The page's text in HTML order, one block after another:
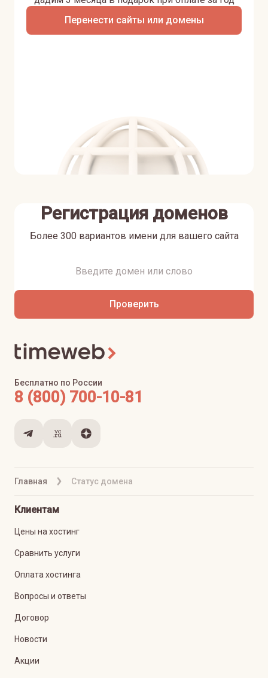
Перенести сайты или домены
Регистрация доменов
Более 300 вариантов имени для вашего сайта
Проверить
Главная Статус домена
Бесплатно по России
8 (800) 700-10-81
Клиентам
Цены на хостинг
Сравнить услуги
Оплата хостинга
Вопросы и ответы
Договор
Новости
Акции